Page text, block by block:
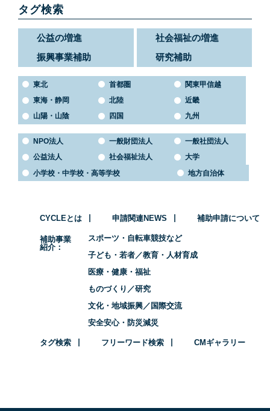
タグ検索
公益の増進
社会福祉の増進
振興事業補助
研究補助
東北 首都圏
関東甲信越
東海・静岡
北陸
近畿
山陽・山陰
四国 九州
NPO法人 一般財団法人
一般社団法人
公益法人
社会福祉法人
大学
小学校・中学校・高等学校
地方自治体
CYCLEとは 申請関連NEWS 補助申請について
補助事業
紹介
スポーツ・自転車競技など
子ども・若者／教育・人材育成
医療・健康・福祉
ものづくり／研究
文化・地域振興／国際交流
安全安心・防災減災
タグ検索 フリーワード検索 CMギャラリー